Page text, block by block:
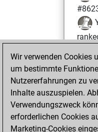
27,
Wir verwenden Cookies
um bestimmte
Nutzererfahrungen zu
Inhalte auszuspielen.
Verwendungszweck
erforderlichen Cookies
Marketing-Cookies